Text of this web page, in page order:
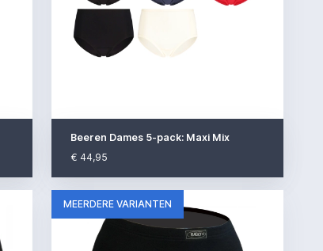
Beeren Dames 5-pack: Maxi Mix
€ 44,95
MEERDERE VARIANTEN